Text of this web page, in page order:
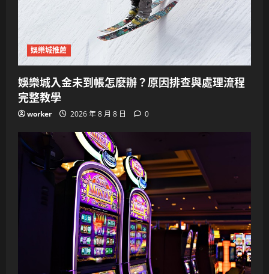
娛樂城推薦
娛樂城入金未到帳怎麼辦？原因排查與處理流程
完整教學
worker 2026 年 8 月 8 日 0